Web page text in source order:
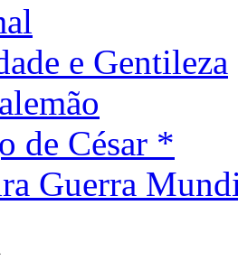
e Gentileza
de César *
Guerra